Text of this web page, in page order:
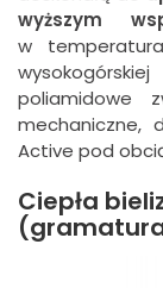
wyższym
w
poliamidowe
mechaniczne,
Active pod
Ciepła